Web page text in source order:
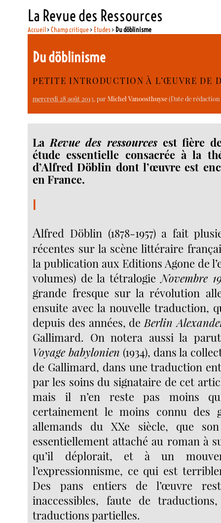
La Revue des Ressources
Accueil>Champ critique> Etudes> Du döblinisme
Du döblinisme
PETITE INTRODUCTION À L’ŒUVRE DE
mercredi 28 août 2013, parMichel Vanoosthuyse(Date de
La Revue des ressources est fière
étude essentielle consacrée à la
d’Alfred Döblin dont l’œuvre est
en France.
Alfred Döblin (1878-1957) a fait
récentes sur la scène littéraire
la publication aux Editions Agone de
volumes) de la tétralogieNovembre
grande fresque sur la révolution
ensuite avec la nouvelle traduction,
depuis des années, de Berlin
Gallimard. On notera aussi la
Voyage babylonien (1934), dans la
de Gallimard, dans une traduction
par les soins du signataire de cet
mais il n’en reste pas moins
certainement le moins connu des
allemands du XXe siècle, que
essentiellement attaché au roman à
qu’il déplorait, et à un
l’expressionnisme, ce qui est
Des pans entiers de l’œuvre
inaccessibles, faute de
traductions partielles.